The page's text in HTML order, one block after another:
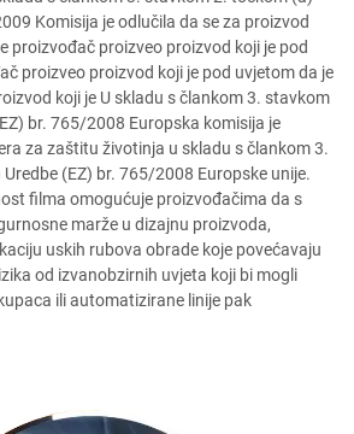
Komisija je odlučila da se za proizvod
proizvođač proizveo proizvod koji je pod
proizveo proizvod koji je pod uvjetom da je
koji je U skladu s člankom 3. stavkom
br. 765/2008 Europska komisija je
za zaštitu životinja u skladu s člankom 3.
(EZ) br. 765/2008 Europske unije.
filma omogućuje proizvođačima da s
marže u dizajnu proizvoda,
uskih rubova obrade koje povećavaju
od izvanobzirnih uvjeta koji bi mogli
ili automatizirane linije pak